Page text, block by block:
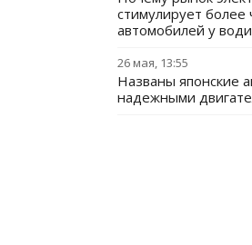
стимулирует более
автомобилей у
26 мая, 13:55
Названы японские
надежными